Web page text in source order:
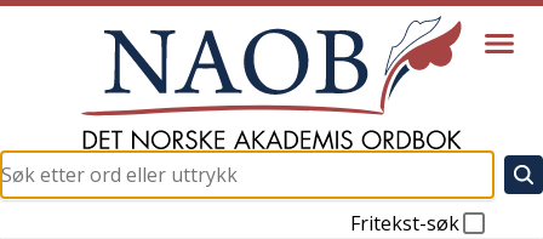
Fritekst-søk